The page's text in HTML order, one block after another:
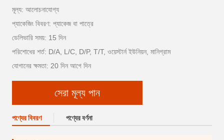
মূল্য: আলোচনাযোগ্য
প্যাকেজিং বিবরণ: প্যাকেজ বা পাত্রে
ডেলিভারি সময়: 15 দিন
পরিশোধের শর্ত: D/A, L/C, D/P, T/T, ওয়েস্টার্ন ইউনিয়ন, মানিগ্রাম
যোগানের ক্ষমতা: 20 দিন আগে দিন
সেরা মূল্য পান
পণ্যের বিবরণ পণ্যের বর্ণনা